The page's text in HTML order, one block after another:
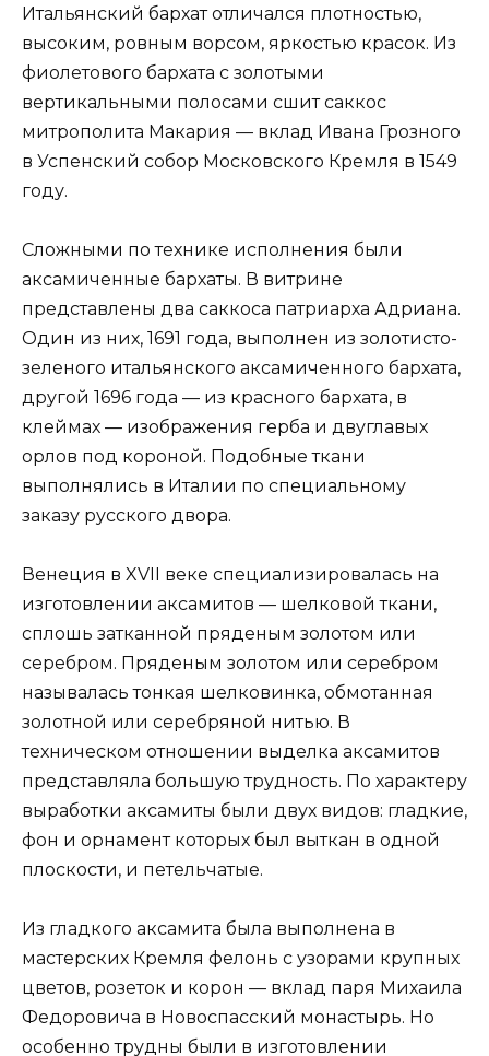
Итальянский бархат отличался плотностью,
высоким, ровным ворсом, яркостью красок. Из
фиолетового бархата с золотыми
вертикальными полосами сшит саккос
митрополита Макария — вклад Ивана Грозного
в Успенский собор Московского Кремля в 1549
году.
Сложными по технике исполнения были
аксамиченные бархаты. В витрине
представлены два саккоса патриарха Адриана.
Один из них, 1691 года, выполнен из золотисто-
зеленого итальянского аксамиченного бархата,
другой 1696 года — из красного бархата, в
клеймах — изображения герба и двуглавых
орлов под короной. Подобные ткани
выполнялись в Италии по специальному
заказу русского двора.
Венеция в XVII веке специализировалась на
изготовлении аксамитов — шелковой ткани,
сплошь затканной пряденым золотом или
серебром. Пряденым золотом или серебром
называлась тонкая шелковинка, обмотанная
золотной или серебряной нитью. В
техническом отношении выделка аксамитов
представляла большую трудность. По характеру
выработки аксамиты были двух видов: гладкие,
фон и орнамент которых был выткан в одной
плоскости, и петельчатые.
Из гладкого аксамита была выполнена в
мастерских Кремля фелонь с узорами крупных
цветов, розеток и корон — вклад паря Михаила
Федоровича в Новоспасский монастырь. Но
особенно трудны были в изготовлении